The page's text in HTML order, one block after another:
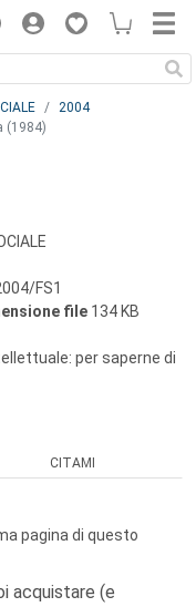
2004
(1984)
FS1
file 134 KB
per saperne di
CITAMI
pagina di questo
acquistare (e